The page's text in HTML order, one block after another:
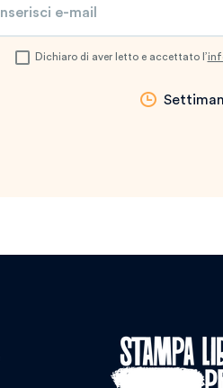
Dichiaro di aver letto e accettato l’